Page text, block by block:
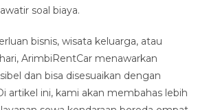
soal biaya.
bisnis, wisata keluarga, atau
ArimbiRentCar menawarkan
dan bisa disesuaikan dengan
artikel ini, kami akan membahas lebih